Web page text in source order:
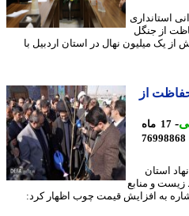
جنگل
میلیون نهال در استان اردبیل با
از
17 ماه
و منابع
به افزایش قیمت چوب اظهار کرد: